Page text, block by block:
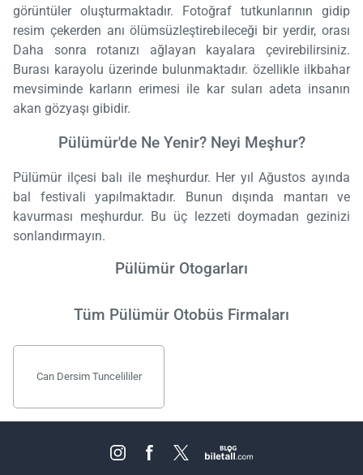
görüntüler oluşturmaktadır. Fotoğraf tutkunlarının gidip
resim çekerden anı ölümsüzleştirebileceği bir yerdir, orası
Daha sonra rotanızı ağlayan kayalara çevirebilirsiniz.
Burası karayolu üzerinde bulunmaktadır. özellikle ilkbahar
mevsiminde karların erimesi ile kar suları adeta insanın
akan gözyaşı gibidir.
Pülümür'de Ne Yenir? Neyi Meşhur?
Pülümür ilçesi balı ile meşhurdur. Her yıl Ağustos ayında
bal festivali yapılmaktadır. Bunun dışında mantarı ve
kavurması meşhurdur. Bu üç lezzeti doymadan gezinizi
sonlandırmayın.
Pülümür Otogarları
Tüm Pülümür Otobüs Firmaları
Can Dersim Tuncelililer